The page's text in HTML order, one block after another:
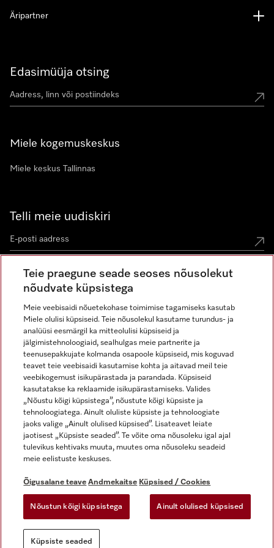
Edasimüüja otsing
Miele kogemuskeskus
Miele keskus Tallinnas
Telli meie uudiskiri
Äripartner
Õigusalane teave
Üldtingimused
Andmekaitse
Kasutustingimused
Digiteenuste seadus
Küpsiste seaded
Miele Instagramis
Miele Facebookis
Miele Youtube'is
Teie praegune seade seoses nõusolekut
nõudvate küpsistega
Meie veebisaidi nõuetekohase toimimise tagamiseks kasutab
Miele olulisi küpsiseid. Teie nõusolekul kasutame turundus- ja
analüüsi eesmärgil ka mitteolulisi küpsiseid ja
jälgimistehnoloogiaid, sealhulgas meie partnerite ja
teenusepakkujate kolmanda osapoole küpsiseid, mis koguvad
teavet teie veebisaidi kasutamise kohta ja aitavad meil teie
veebikogemust isikupärastada ja parandada. Küpsiseid
kasutatakse ka reklaamide isikupärastamiseks. Valides
„Nõustu kõigi küpsistega”, nõustute kõigi küpsiste ja
tehnoloogiatega. Ainult oluliste küpsiste ja tehnoloogiate
jaoks valige „Ainult olulised küpsised”. Lisateavet leiate
jaotisest „Küpsiste seaded”. Te võite oma nõusoleku igal ajal
tulevikus kehtivaks muuta, muutes oma nõusoleku seadeid
meie eelistuste keskuses.
Õigusalane teave Andmekaitse Küpsised / Cookies
Nõustun kõigi küpsistega Ainult olulised küpsised
Küpsiste seaded